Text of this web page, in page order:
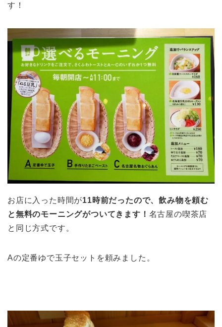
す！
お店に入った時間が11時前だったので、飲み物を頼む
と無料のモーニングがついてきます！ 名古屋の喫茶店
と同じ方式です。
Aの定番ゆで玉子セットを頼みました。